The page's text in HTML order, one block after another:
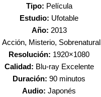
Tipo: Película
Estudio: Ufotable
Año: 2013
Acción, Misterio,
Resolución: 1920×1080
Calidad: Blu-ray Excelente
Duración: 90 minutos
Audio: Japonés